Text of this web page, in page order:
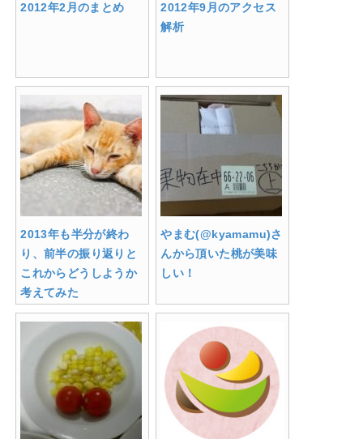
2012年2月のまとめ
2012年9月のアクセス
解析
2013年も半分が終わ
り、前半の振り返りと
これからどうしようか
考えてみた
やまむ(@kyamamu)さ
んから頂いた桃が美味
しい！